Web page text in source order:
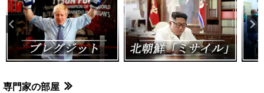
専門家の部屋